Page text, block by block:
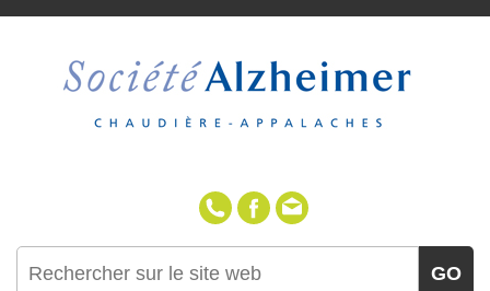
418-387-1230 (sans frais 1-888-
GO